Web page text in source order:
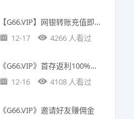
【G66.VIP】网银转账充值即赠1088金币
12-17
4266 人看过
《G66.VIP》首存返利100%，最高赠送1000元
12-16
4108 人看过
《G66.VIP》邀请好友赚佣金